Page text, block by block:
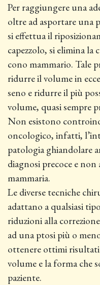
Per raggiungere una
oltre ad asportare una
si effettua il
capezzolo, si elimina la
cono mammario. Tale
ridurre il volume in
seno e ridurre il più
volume, quasi sempre
Non esistono
oncologico, infatti,
patologia ghiandolare
diagnosi precoce e
mammaria.
Le diverse tecniche
adattano a qualsiasi
riduzioni alla
ad una ptosi più o
ottenere ottimi risultati
volume e la forma che
paziente.